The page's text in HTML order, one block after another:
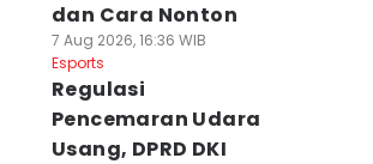
dan Cara Nonton
7 Aug 2026, 16:36 WIB
Esports
Regulasi
Pencemaran Udara
Usang, DPRD DKI